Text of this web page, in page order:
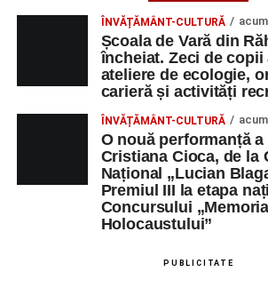
Raica”:
Concert
, susținut de Remus
Concert Band , alcătuit din
Filarmonicii de Stat Târgu Mureș.
Vineri, 29 august
Ora 11:00 – Aula Primăriei
prieteniei”, întâlnire oficială
orașelor înfrățite;
Sărbătoarea Seniorilor, cu
ÎNVĂȚĂMÂNT-CULTURĂ
Școala de Vară din
încheiat. Zeci de
ateliere de ecologie,
carieră și activități
ÎNVĂȚĂMÂNT-CULTURĂ
O nouă performanță a
Cristiana Cioca, de la
Național „Lucian
Premiul III la etapa
Concursului „Memoria
Holocaustului”
PUBLICITATE